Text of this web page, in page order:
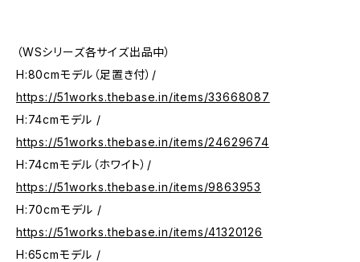
（WSシリーズ各サイズ出品中）
H:80cmモデル（足置き付）/
https://51works.thebase.in/items/33668087
H:74cmモデル /
https://51works.thebase.in/items/24629674
H:74cmモデル（ホワイト）/
https://51works.thebase.in/items/9863953
H:70cmモデル /
https://51works.thebase.in/items/41320126
H:65cmモデル /